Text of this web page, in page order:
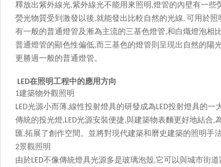
釋放出紫外線光,紫外線光不能用來照明,燈管的內壁有一些
熒光物質受到激發以後,就能發出比較自然的光線, 可用於照
有一般的普通燈管及漸為主流的三基色燈管,和白熾燈泡相比
普通燈管的顯色性偏低,而三基色的燈管則呈現出自然的陽
更勝過一般的普通燈管。
LED在照明工程中的應用方向
1建築物外觀照明
LED光源小而薄,線性投射燈具的研發成為LED投射燈具的一
傳統的投光燈,LED光源安裝便捷,與建築物表麵更好地結合,
匯,拓展了創作空間。並將對現代建築和曆史建築的照明手法產
2景觀照明
由於LED不像傳統燈具光源多是玻璃泡殼,它可以與城市街道